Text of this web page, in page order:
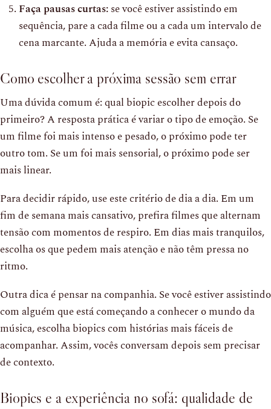
Faça pausas curtas:se você estiver assistindo em
sequência, pare a cada filme ou a cada um intervalo de
cena marcante. Ajuda a memória e evita cansaço.
Como escolher a próxima sessão sem errar
Uma dúvida comum é: qual biopic escolher depois do
primeiro? A resposta prática é variar o tipo de emoção. Se
um filme foi mais intenso e pesado, o próximo pode ter
outro tom. Se um foi mais sensorial, o próximo pode ser
mais linear.
Para decidir rápido, use este critério de dia a dia. Em um
fim de semana mais cansativo, prefira filmes que alternam
tensão com momentos de respiro. Em dias mais tranquilos,
escolha os que pedem mais atenção e não têm pressa no
ritmo.
Outra dica é pensar na companhia. Se você estiver assistindo
com alguém que está começando a conhecer o mundo da
música, escolha biopics com histórias mais fáceis de
acompanhar. Assim, vocês conversam depois sem precisar
de contexto.
Biopics e a experiência no sofá: qualidade de